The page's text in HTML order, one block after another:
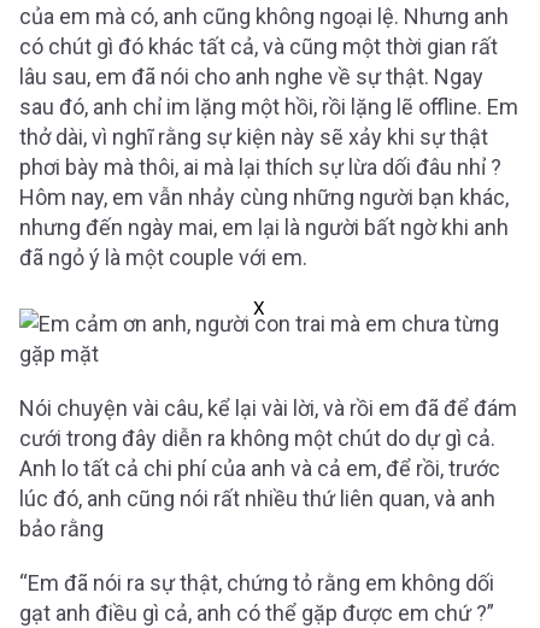
của em mà có, anh cũng không ngoại lệ. Nhưng anh
có chút gì đó khác tất cả, và cũng một thời gian rất
lâu sau, em đã nói cho anh nghe về sự thật. Ngay
sau đó, anh chỉ im lặng một hồi, rồi lặng lẽ offline. Em
thở dài, vì nghĩ rằng sự kiện này sẽ xảy khi sự thật
phơi bày mà thôi, ai mà lại thích sự lừa dối đâu nhỉ ?
Hôm nay, em vẫn nhảy cùng những người bạn khác,
nhưng đến ngày mai, em lại là người bất ngờ khi anh
đã ngỏ ý là một couple với em.
X
Nói chuyện vài câu, kể lại vài lời, và rồi em đã để đám
cưới trong đây diễn ra không một chút do dự gì cả.
Anh lo tất cả chi phí của anh và cả em, để rồi, trước
lúc đó, anh cũng nói rất nhiều thứ liên quan, và anh
bảo rằng
“Em đã nói ra sự thật, chứng tỏ rằng em không dối
gạt anh điều gì cả, anh có thể gặp được em chứ ?”